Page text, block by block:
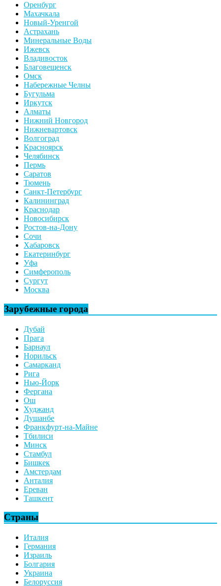
Оренбург
Махачкала
Новый-Уренгой
Астрахань
Минеральные Воды
Ижевск
Владивосток
Благовещенск
Омск
Набережные Челны
Бугульма
Иркутск
Алматы
Нижний Новгород
Нижневартовск
Волгоград
Красноярск
Челябинск
Пермь
Саратов
Тюмень
Санкт-Петербург
Калининград
Краснодар
Новосибирск
Ростов-на-Дону
Сочи
Хабаровск
Екатеринбург
Уфа
Симферополь
Сургут
Москва
Зарубежные города
Дубай
Прага
Барнаул
Норильск
Самарканд
Рига
Нью-Йорк
Фергана
Ош
Худжанд
Душанбе
Франкфурт-на-Майне
Тбилиси
Минск
Стамбул
Бишкек
Амстердам
Анталия
Ереван
Ташкент
Страны
Италия
Германия
Израиль
Болгария
Украина
Белоруссия